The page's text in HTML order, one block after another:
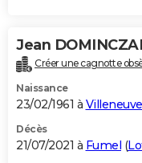
Carte de Noël
Carte Bonne année
Carte Saint-Valentin
Carte Pâques
Carte d'anniversaire
DICTIONNAIRE
Dictionnaire
Biographies
Citations
Expressions
Proverbes
PROGRAMME TV
S'inscrire
Se connecter
Lycées
Collèges
Primaires
Universités
Entreprises
Service militaire
Avis de recherche
AVIS DE DÉCÈS
Jean
Créer une cagnotte
Naissance
23/02/1961 à
Décès
21/07/2021 à Fumel (